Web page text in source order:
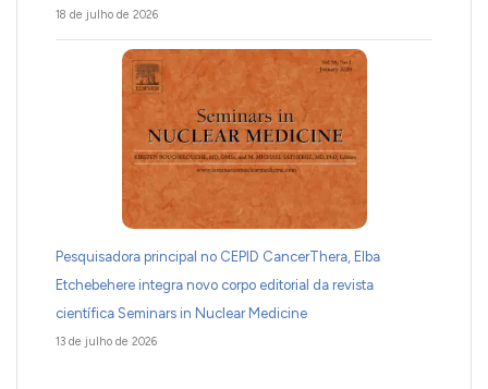
18 de julho de 2026
Pesquisadora principal no CEPID CancerThera, Elba
Etchebehere integra novo corpo editorial da revista
científica Seminars in Nuclear Medicine
13 de julho de 2026